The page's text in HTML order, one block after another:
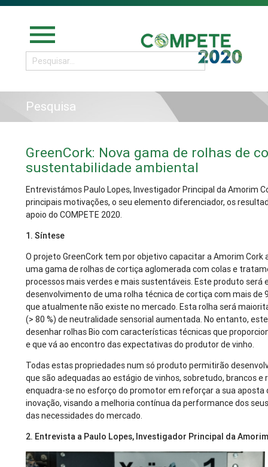
menu
Pesquisa
GreenCork: Nova gama de rolhas de
sustentabilidade ambiental
Entrevistámos Paulo Lopes, Investigador Principal da Amorim
principais motivações, o seu elemento diferenciador, os
apoio do COMPETE 2020.
1. Síntese
O projeto GreenCork tem por objetivo capacitar a Amorim
uma gama de rolhas de cortiça aglomerada com colas e
processos mais verdes e mais sustentáveis. Este produto
desenvolvimento de uma rolha técnica de cortiça com mais de
que atualmente não existe no mercado. Esta rolha será
(> 80 %) de neutralidade sensorial aumentada. No entanto,
desenhar rolhas Bio com características técnicas que
e que vá ao encontro das expectativas do produtor de vinho.
Todas estas propriedades num só produto permitirão
que são adequadas ao estágio de vinhos, sobretudo, brancos
enquadra-se no esforço do promotor em reforçar a sua
inovação, visando a melhoria contínua da performance dos
das necessidades do mercado.
2. Entrevista a Paulo Lopes, Investigador Principal da